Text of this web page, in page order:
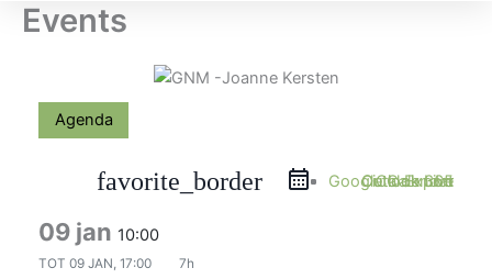
Events
Agenda
favorite_border iCal Export
Google Calendar
Outlook 365
Outlook Live
09 jan 10:00
TOT 09 JAN, 17:00 7h